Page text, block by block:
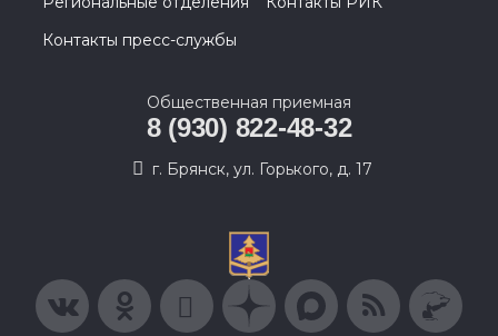
Контакты пресс-службы
Общественная приемная
8 (930) 822-48-32
г. Брянск, ул. Горького, д. 17